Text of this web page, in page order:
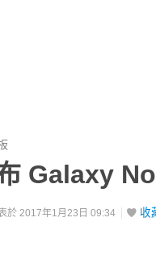
Galaxy
於 2017年1月23日 09:34 收